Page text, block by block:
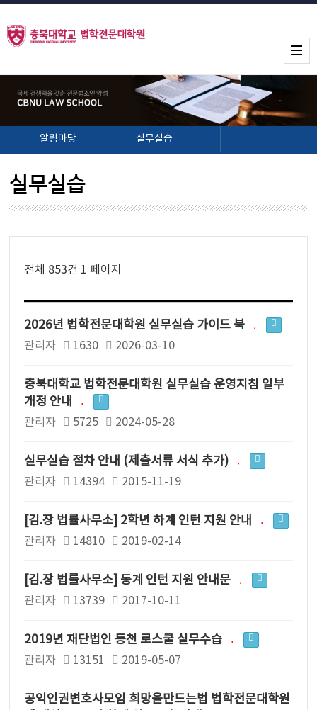
알림마당 실무실습
실무실습
전체 853건 1 페이지
2026년 법학전문대학원 실무실습 가이드 북
관리자 1630 2026-03-10
충북대학교 법학전문대학원 실무실습 운영지침 일부
개정 안내
관리자 5725 2024-05-28
실무실습 절차 안내 (제출서류 서식 추가)
관리자 14394 2015-11-19
[김.장 법률사무소] 2학년 하계 인턴 지원 안내
관리자 14810 2019-02-14
[김.장 법률사무소] 동계 인턴 지원 안내문
관리자 13739 2017-10-11
2019년 재단법인 동천 로스쿨 실무수습
관리자 13151 2019-05-07
공익인권변호사모임 희망을만드는법 법학전문대학원